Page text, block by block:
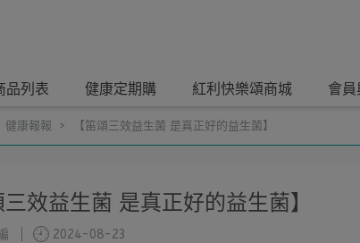
品列表 健康定期購 紅利快樂頌商城 會員
健康報報 【笛頌三效益生菌 是真正好的益生菌】
三效益生菌 是真正好的益生菌】
2024-08-23